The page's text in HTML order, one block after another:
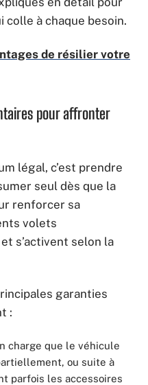
à chaque besoin.
de résilier votre
pour affronter
légal, c’est prendre
seul dès que la
renforcer sa
volets
s’activent selon la
garanties
:
charge que le véhicule
ou suite à
parfois les accessoires